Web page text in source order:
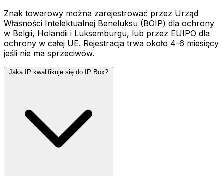
Znak towarowy można zarejestrować przez Urząd
Własności Intelektualnej Beneluksu (BOIP) dla ochrony
w Belgii, Holandii i Luksemburgu, lub przez EUIPO dla
ochrony w całej UE. Rejestracja trwa około 4-6 miesięcy
jeśli nie ma sprzeciwów.
Jaka IP kwalifikuje się do IP Box?